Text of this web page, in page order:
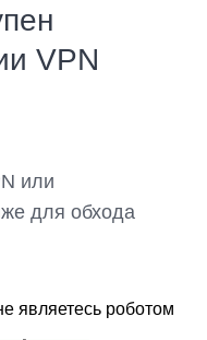
VPN
или
для обхода
являетесь роботом